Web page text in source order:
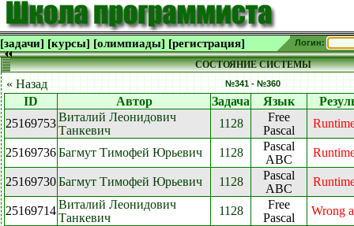
[задачи] [курсы] [олимпиады] [регистрация] Логин:
СОСТОЯНИЕ СИСТЕМЫ
« Назад №341 - №360
ID Автор Задача Язык
25169753Виталий Леонидович
Танкевич
1128
Free
Pascal
25169736Багмут Тимофей Юрьевич 1128
Pascal
ABC
25169730Багмут Тимофей Юрьевич 1128
Pascal
ABC
25169714Виталий Леонидович
Танкевич
1128
Free
Pascal
Wrong